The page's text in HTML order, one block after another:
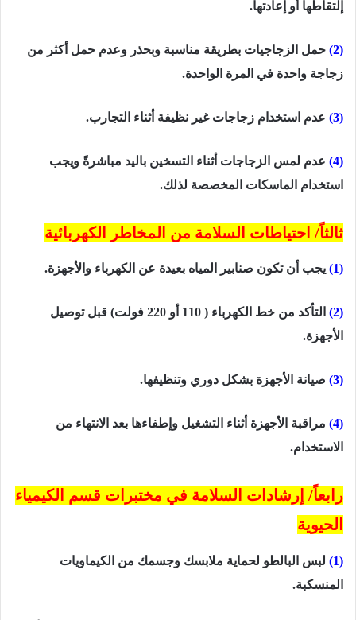
إلتقاطها أو إعادتها.
(2)
حمل الزجاجيات بطريقة مناسبة وبحذر وعدم حمل أكثر من
زجاجة واحدة في المرة الواحدة.
(3) عدم استخدام زجاجات غير نظيفة أثناء التجارب.
(4)
عدم لمس الزجاجات أثناء التسخين باليد مباشرةً ويجب
استخدام الماسكات المخصصة لذلك.
ثالثاً/ احتياطات السلامة من المخاطر الكهربائية
(1) يجب أن تكون صنابير المياه بعيدة عن الكهرباء والأجهزة.
(2)
التأكد من خط الكهرباء ( 110 أو 220 فولت) قبل توصيل
الأجهزة.
(3) صيانة الأجهزة بشكل دوري وتنظيفها.
(4)
مراقبة الأجهزة أثناء التشغيل وإطفاءها بعد الانتهاء من
الاستخدام.
رابعاً/ إرشادات السلامة في مختبرات قسم الكيمياء
الحيوية
(1)
لبس البالطو لحماية ملابسك وجسمك من الكيماويات
المنسكبة.